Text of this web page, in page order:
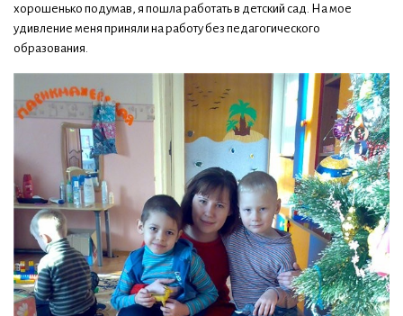
хорошенько подумав, я пошла работать в детский сад. На мое
удивление меня приняли на работу без педагогического
образования.